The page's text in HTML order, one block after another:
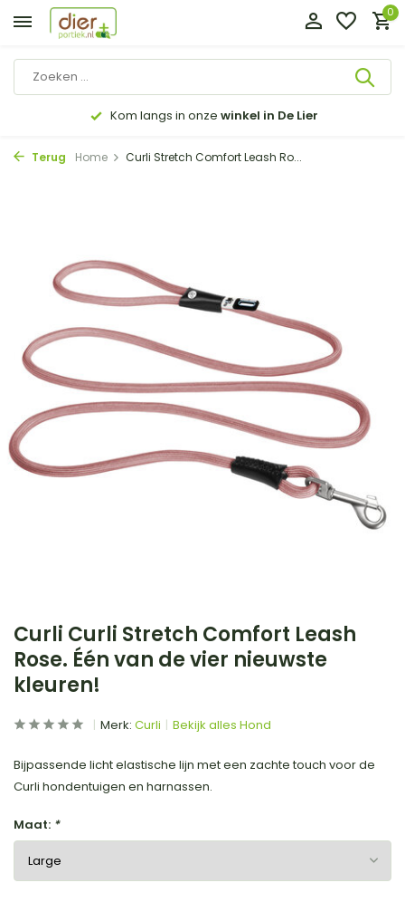
0
Kom langs in onze winkel in De Lier
Terug Home Curli Stretch Comfort Leash Ro...
Curli Curli Stretch Comfort Leash
Rose. Één van de vier nieuwste
kleuren!
Merk: Curli Bekijk alles Hond
Bijpassende licht elastische lijn met een zachte touch voor de
Curli hondentuigen en harnassen.
Maat: *